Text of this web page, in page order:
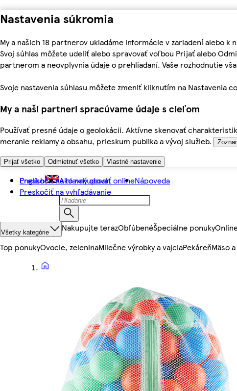
Nastavenia súkromia
My a našich 18 partnerov ukladáme informácie v zariadení alebo
Svoj súhlas môžete udeliť alebo spravovať voľbou Prijať alebo
partnerom a neovplyvnia údaje o prehliadaní. Vaše rozhodnutie
Svoje nastavenia súhlasu môžete zmeniť kliknutím na Nastavenia
My a naši partneri spracúvame údaje s cieľom
Používať presné údaje o geolokácii. Aktívne skenovať
meranie reklamy a obsahu, prieskum publika a vývoj služieb.
Prijať všetko Odmietnuť všetko Vlastné nastavenie
Preskočiť na hlavný obsah
Preskočiť na vyhľadávanie
English Ako nakupovať onlineNápoveda
Všetky kategórie Nakupujte terazObľúbenéŠpeciálne ponuky
Top ponukyOvocie, zeleninaMliečne výrobky a vajciaPekáreňMäso